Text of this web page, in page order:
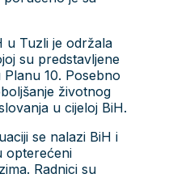
u Tuzli je održala
su predstavljene
10. Posebno
životnog
u cijeloj BiH.
se nalazi BiH i
opterećeni
Radnici su